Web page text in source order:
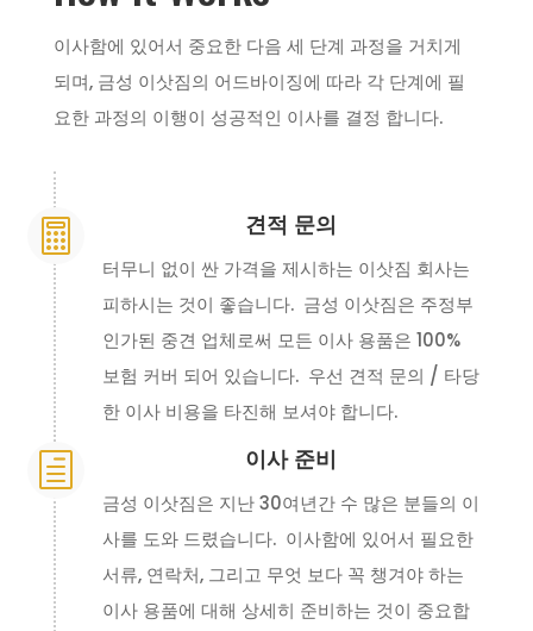
이사함에 있어서 중요한 다음 세 단계 과정을 거치게
되며, 금성 이삿짐의 어드바이징에 따라 각 단계에 필
요한 과정의 이행이 성공적인 이사를 결정 합니다.
 견적 문의
터무니 없이 싼 가격을 제시하는 이삿짐 회사는
피하시는 것이 좋습니다. 금성 이삿짐은 주정부
인가된 중견 업체로써 모든 이사 용품은 100%
보험 커버 되어 있습니다. 우선 견적 문의 / 타당
한 이사 비용을 타진해 보셔야 합니다.
h 이사 준비
금성 이삿짐은 지난 30여년간 수 많은 분들의 이
사를 도와 드렸습니다. 이사함에 있어서 필요한
서류, 연락처, 그리고 무엇 보다 꼭 챙겨야 하는
이사 용품에 대해 상세히 준비하는 것이 중요합